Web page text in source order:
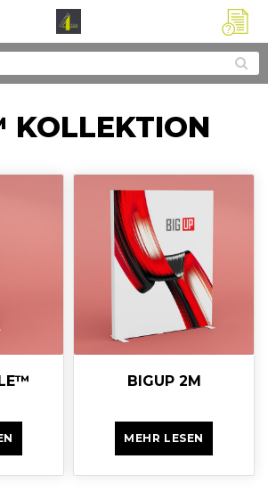
?
KOLLEKTION
BIGUP 2M
MEHR LESEN